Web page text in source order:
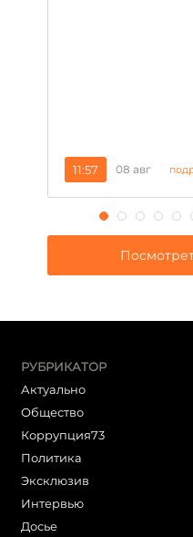
11:57 08 авг
РУБРИКАТОР
Актуально
Общество
Коррупция73
Политика
Эксклюзив
Интервью
Досье